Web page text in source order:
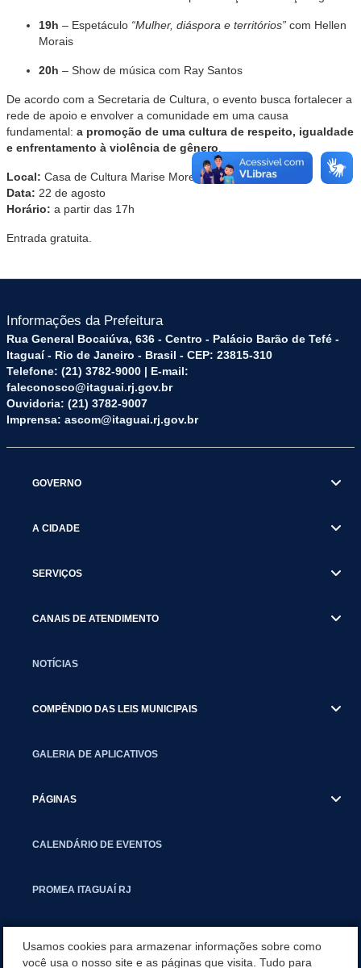
19h – Espetáculo “Mulher, diáspora e territórios” com Hellen
Morais
20h – Show de música com Ray Santos
De acordo com a Secretaria de Cultura, o evento busca fortalecer a
rede de apoio e envolver a comunidade em uma causa
fundamental: a promoção de uma cultura de respeito, igualdade
e enfrentamento à violência de gênero.
Local: Casa de Cultura Marise Moreira de Brito
Data: 22 de agosto
Horário: a partir das 17h
Entrada gratuita.
Informações da Prefeitura
Rua General Bocaiúva, 636 - Centro - Palácio Barão de Tefé -
Itaguaí - Rio de Janeiro - Brasil - CEP: 23815-310
Telefone: (21) 3782-9000 | E-mail:
faleconosco@itaguai.rj.gov.br
Ouvidoria: (21) 3782-9007
Imprensa: ascom@itaguai.rj.gov.br
GOVERNO
A CIDADE
SERVIÇOS
CANAIS DE ATENDIMENTO
NOTÍCIAS
COMPÊNDIO DAS LEIS MUNICIPAIS
GALERIA DE APLICATIVOS
PÁGINAS
CALENDÁRIO DE EVENTOS
PROMEA ITAGUAÍ RJ
Usamos cookies para armazenar informações sobre como
você usa o nosso site e as páginas que visita. Tudo para